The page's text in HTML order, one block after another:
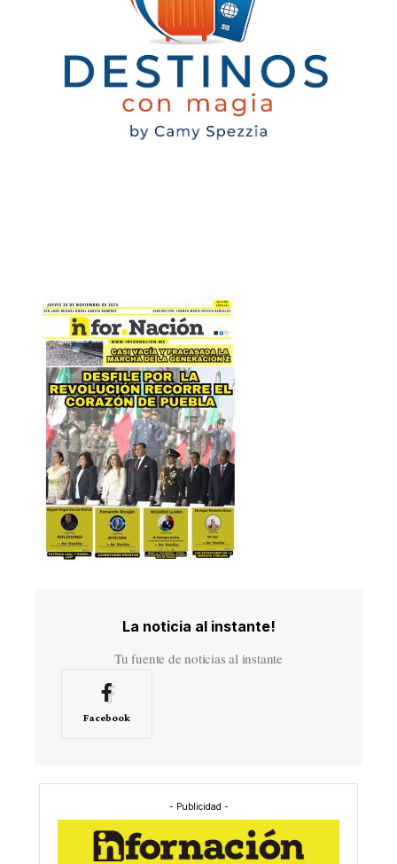
La noticia al instante!
Tu fuente de noticias al instante
Facebook
- Publicidad -